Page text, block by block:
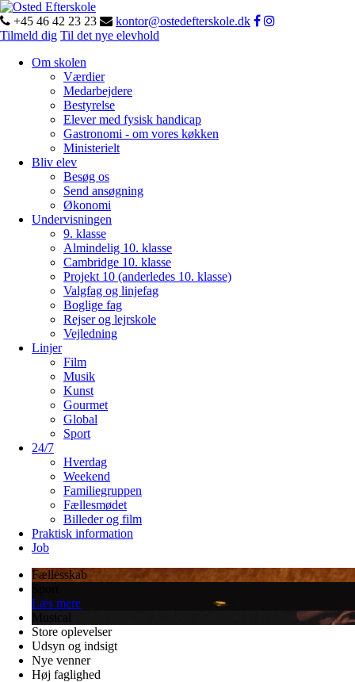
+45 46 42 23 23
kontor@ostedefterskole.dk
Tilmeld dig Til det nye elevhold
Om skolen
Værdier
Medarbejdere
Bestyrelse
Elever med fysisk handicap
Gastronomi - om vores køkken
Ministerielt
Bliv elev
Besøg os
Send ansøgning
Økonomi
Undervisningen
9. klasse
Almindelig 10. klasse
Cambridge 10. klasse
Projekt 10 (anderledes 10. klasse)
Valgfag og linjefag
Boglige fag
Rejser og lejrskole
Vejledning
Linjer
Film
Musik
Kunst
Gourmet
Global
Sport
24/7
Hverdag
Weekend
Familiegruppen
Fællesmødet
Billeder og film
Praktisk information
Job
Fællesskab
Læs mere
Store oplevelser
Udsyn og indsigt
Nye venner
Høj faglighed